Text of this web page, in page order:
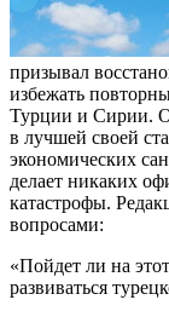
призывал
избежать
Турции и Сирии.
в лучшей своей
экономических
делает никаких
катастрофы.
вопросами:
«Пойдет ли на
развиваться